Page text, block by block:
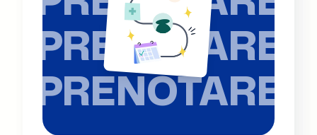
PRENOTARE
PRENOTARE